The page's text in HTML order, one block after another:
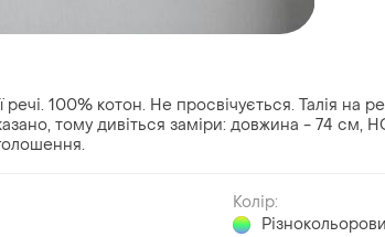
речі. 100% котон. Не просвічується. Талія на
тому дивіться заміри: довжина - 74
Колір: